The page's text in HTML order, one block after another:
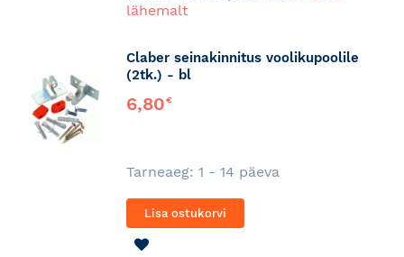
lähemalt
Claber seinakinnitus voolikupoolile
(2tk.) - bl
6,80€
Tarneaeg: 1 - 14 päeva
Lisa ostukorvi